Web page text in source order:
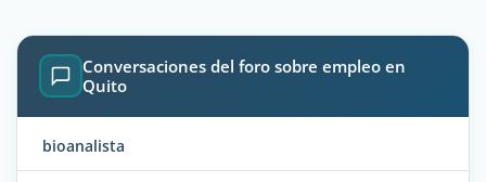
Conversaciones del foro sobre empleo en
Quito
bioanalista